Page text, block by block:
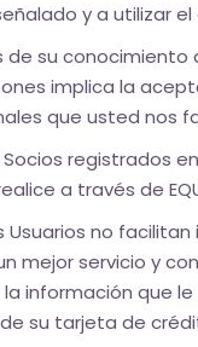
y a utilizar
su
implica la
que usted nos
registrados
a través de
Usuarios no
mejor servicio y
información que
su tarjeta de